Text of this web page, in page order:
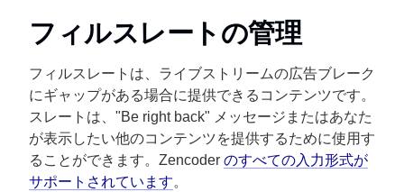
フィルスレートの管理
フィルスレートは、ライブストリームの広告ブレーク
にギャップがある場合に提供できるコンテンツです。
スレートは、"Be right back" メッセージまたはあなた
が表示したい他のコンテンツを提供するために使用す
ることができます。Zencoder のすべての入力形式が
サポートされています。